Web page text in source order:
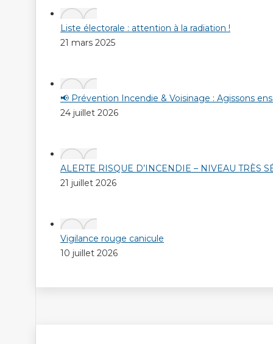
Liste électorale : attention à la radiation !
21 mars 2025
📢 Prévention Incendie & Voisinage : Agissons
24 juillet 2026
ALERTE RISQUE D’INCENDIE – NIVEAU TRÈS
21 juillet 2026
Vigilance rouge canicule
10 juillet 2026